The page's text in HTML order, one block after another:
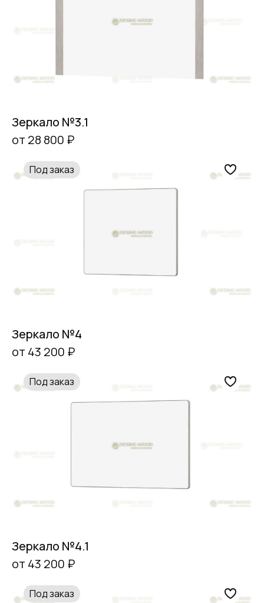
Зеркало №3.1
от 28 800 ₽
Под заказ
Зеркало №4
от 43 200 ₽
Под заказ
Зеркало №4.1
от 43 200 ₽
Под заказ